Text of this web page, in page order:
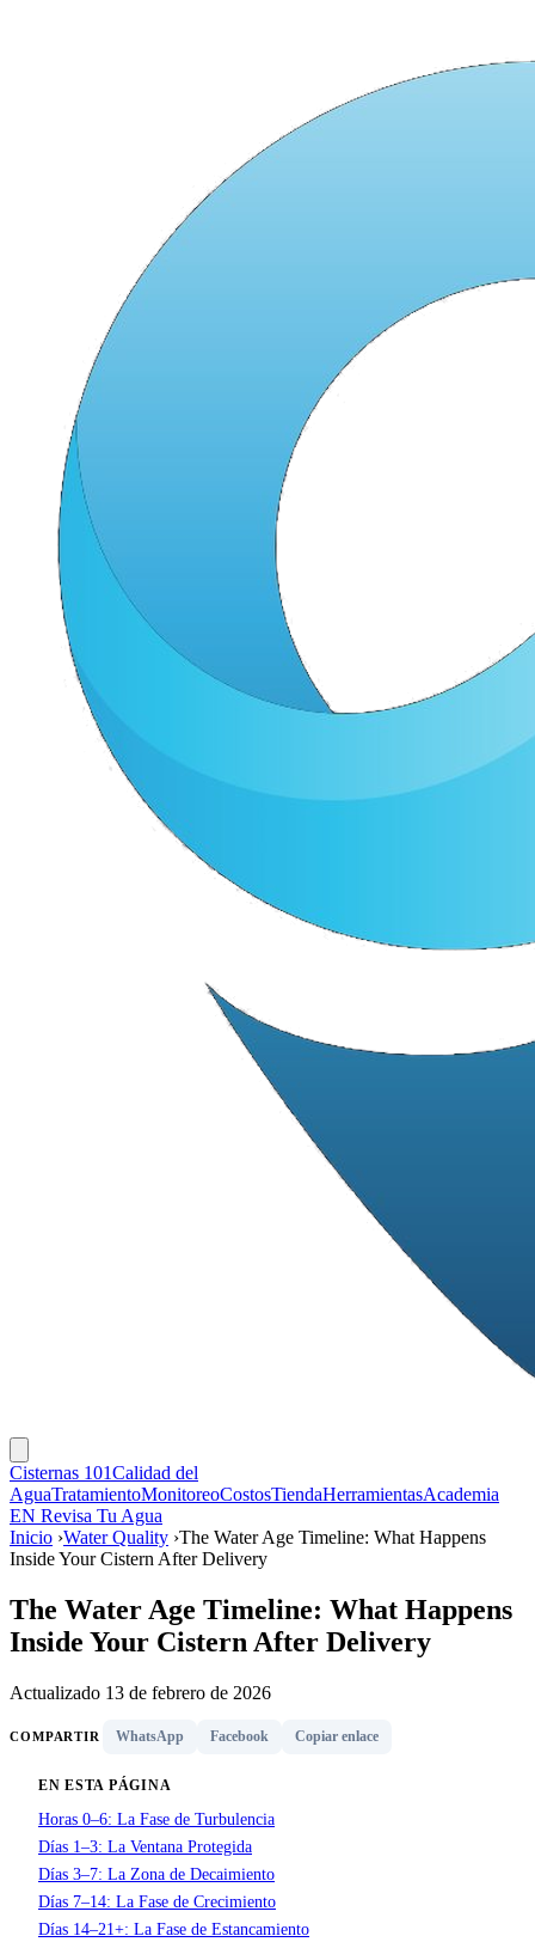
Cisternas 101Calidad del
AguaTratamientoMonitoreoCostosTiendaHerramientasAcademia
EN Revisa Tu Agua
Inicio ›Water Quality ›The Water Age Timeline: What Happens
Inside Your Cistern After Delivery
The Water Age Timeline: What Happens
Inside Your Cistern After Delivery
Actualizado 13 de febrero de 2026
COMPARTIR WhatsApp Facebook Copiar enlace
EN ESTA PÁGINA
Horas 0–6: La Fase de Turbulencia
Días 1–3: La Ventana Protegida
Días 3–7: La Zona de Decaimiento
Días 7–14: La Fase de Crecimiento
Días 14–21+: La Fase de Estancamiento